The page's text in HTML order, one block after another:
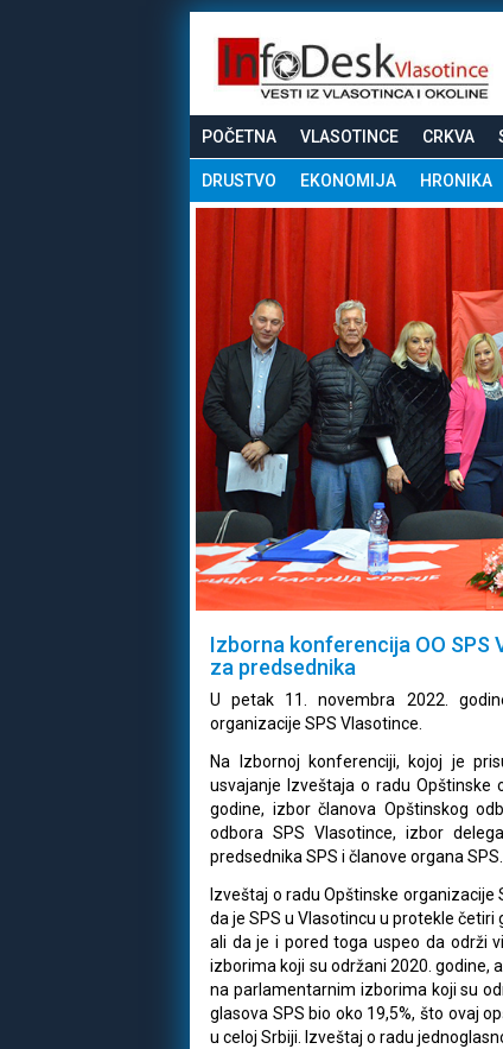
POČETNA VLASOTINCE CRKVA
DRUSTVO EKONOMIJA HRONIKA
Izborna konferencija OO
za predsednika
U petak 11. novembra 2022.
organizacije SPS Vlasotince.
Na Izbornoj konferenciji, kojoj je
usvajanje Izveštaja o radu Opštinske
godine, izbor članova Opštinskog
odbora SPS Vlasotince, izbor
predsednika SPS i članove organa SPS.
Izveštaj o radu Opštinske
da je SPS u Vlasotincu u protekle
ali da je i pored toga uspeo da održi
izborima koji su održani 2020. godine,
na parlamentarnim izborima koji su
glasova SPS bio oko 19,5%, što ovaj
u celoj Srbiji. Izveštaj o radu